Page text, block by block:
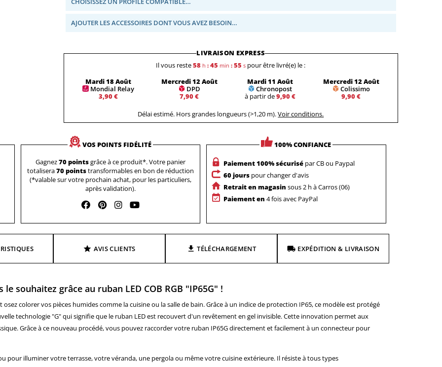
AJOUTER LES ACCESSOIRES DONT VOUS AVEZ BESOIN…
LIVRAISON EXPRESS
Il vous reste58 h : 45 min : 54 s pour être livré(e) le :
Mardi 18 Août
Mondial Relay
3,90 €
Mercredi 12 Août
DPD
7,90 €
Mardi 11 Août
Chronopost
à partir de9,90 €
Mercredi 12 Août
Colissimo
9,90 €
Délai estimé. Hors grandes longueurs (>1,20 m).Voir conditions.
VOS POINTS FIDÉLITÉ
Gagnez70 pointsgrâce à ce produit*. Votre panier
totalisera70 pointstransformables en bon de réduction
(*valable sur votre prochain achat, pour les particuliers,
après validation).
100% CONFIANCE
Paiement 100% sécurisépar CB ou Paypal
60 jourspour changer d'avis
Retrait en magasin sous 2 h à Carros (06)
Paiement en 4 fois avec PayPal
AVIS CLIENTS TÉLÉCHARGEMENT EXPÉDITION & LIVRAISON
souhaitez grâce au ruban LED COB RGB "IP65G" !
osez colorer vos pièces humides comme la cuisine ou la salle de bain. Grâce à un indice de protection IP65, ce modèle est protégé
technologie "G" qui signifie que le ruban LED est recouvert d'un revêtement en gel invisible. Cette innovation permet aux
Grâce à ce nouveau procédé, vous pouvez raccorder votre ruban IP65G directement et facilement à un connecteur pour
pour illuminer votre terrasse, votre véranda, une pergola ou même votre cuisine extérieure. Il résiste à tous types